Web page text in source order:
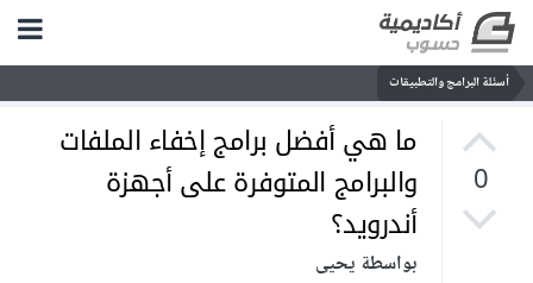
أسئلة البرامج والتطبيقات
0
ما هي أفضل برامج إخفاء الملفات
والبرامج المتوفرة على أجهزة
أندرويد؟
بواسطة يحيى